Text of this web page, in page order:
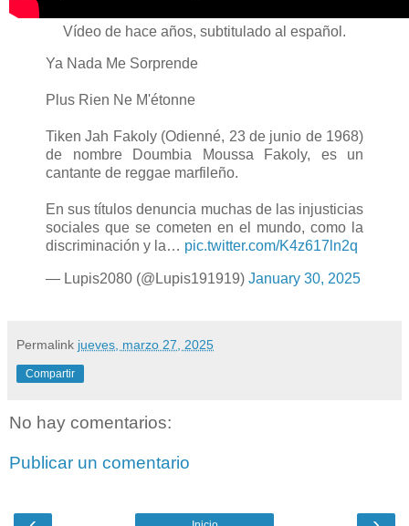
Vídeo de hace años, subtitulado al español.
Ya Nada Me Sorprende
Plus Rien Ne M'étonne
Tiken Jah Fakoly (Odienné, 23 de junio de 1968)
de nombre Doumbia Moussa Fakoly, es un
cantante de reggae marfileño.
En sus títulos denuncia muchas de las injusticias
sociales que se cometen en el mundo, como la
discriminación y la… pic.twitter.com/K4z617ln2q
— Lupis2080 (@Lupis191919) January 30, 2025
Permalink jueves, marzo 27, 2025
Compartir
No hay comentarios:
Publicar un comentario